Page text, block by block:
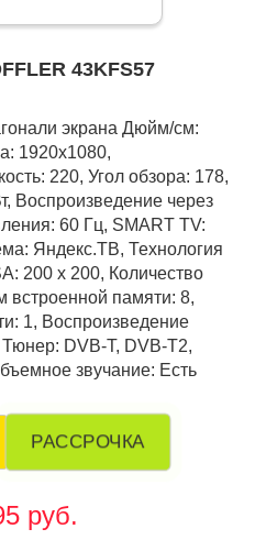
43KFS57
экрана Дюйм/см:
1920x1080,
220, Угол обзора: 178,
Воспроизведение через
60 Гц, SMART TV:
Яндекс.ТВ, Технология
200 х 200, Количество
встроенной памяти: 8,
1, Воспроизведение
DVB-T, DVB-T2,
звучание: Есть
РАССРОЧКА
руб.